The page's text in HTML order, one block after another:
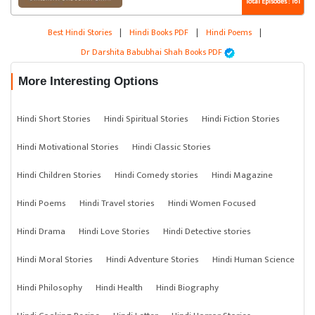
Best Hindi Stories | Hindi Books PDF | Hindi Poems |
Dr Darshita Babubhai Shah Books PDF
More Interesting Options
Hindi Short Stories Hindi Spiritual Stories
Hindi Fiction Stories
Hindi Motivational Stories
Hindi Classic Stories
Hindi Children Stories
Hindi Comedy stories
Hindi Magazine
Hindi Poems
Hindi Travel stories
Hindi Women Focused
Hindi Drama
Hindi Love Stories
Hindi Detective stories
Hindi Moral Stories
Hindi Adventure Stories
Hindi Human Science
Hindi Philosophy
Hindi Health
Hindi Biography